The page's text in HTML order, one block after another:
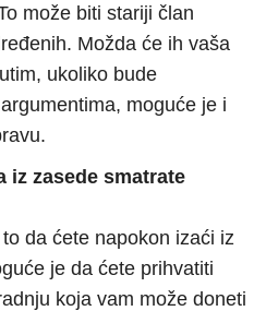
može biti stariji član
Možda će ih vaša
ukoliko bude
moguće je i
iz zasede smatrate
da ćete napokon izaći iz
je da ćete prihvatiti
koja vam može doneti